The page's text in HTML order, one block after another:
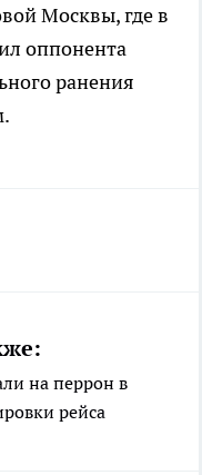
Москвы, где в
оппонента
ранения
на перрон в
рейса